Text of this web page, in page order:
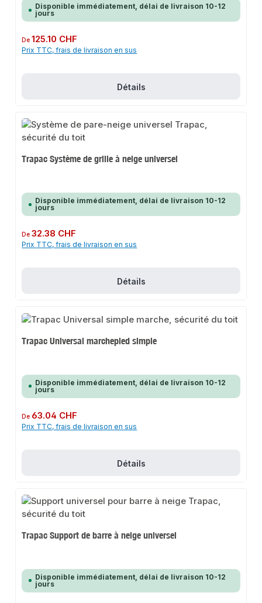
Disponible immédiatement, délai de livraison 10-12
jours
Prix régulier :
De125.10 CHF
Prix TTC, frais de livraison en sus
Détails
Trapac Système de grille à neige universel
Disponible immédiatement, délai de livraison 10-12
jours
Prix régulier :
De32.38 CHF
Prix TTC, frais de livraison en sus
Détails
Trapac Universal marchepied simple
Disponible immédiatement, délai de livraison 10-12
jours
Prix régulier :
De 63.04 CHF
Prix TTC, frais de livraison en sus
Détails
Trapac Support de barre à neige universel
Disponible immédiatement, délai de livraison 10-12
jours